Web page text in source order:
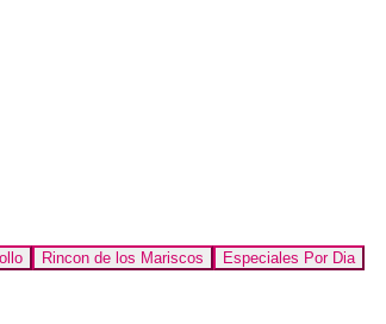
Rincon de los Mariscos
Especiales Por Dia